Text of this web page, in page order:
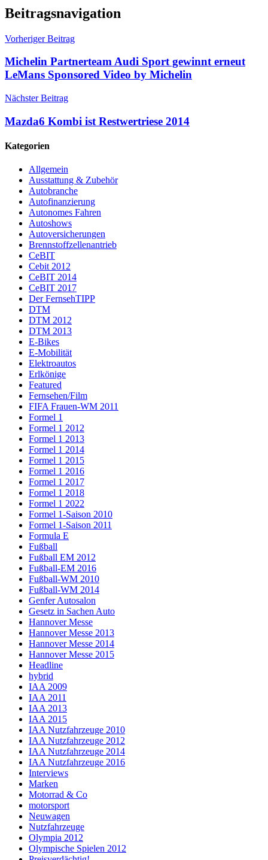
Beitragsnavigation
Vorheriger Beitrag
Michelin Partnerteam Audi Sport gewinnt erneut
LeMans Sponsored Video by Michelin
Nächster Beitrag
Mazda6 Kombi ist Restwertriese 2014
Kategorien
Allgemein
Ausstattung & Zubehör
Autobranche
Autofinanzierung
Autonomes Fahren
Autoshows
Autoversicherungen
Brennstoffzellenantrieb
CeBIT
Cebit 2012
CeBIT 2014
CeBIT 2017
Der FernsehTIPP
DTM
DTM 2012
DTM 2013
E-Bikes
E-Mobilität
Elektroautos
Erlkönige
Featured
Fernsehen/Film
FIFA Frauen-WM 2011
Formel 1
Formel 1 2012
Formel 1 2013
Formel 1 2014
Formel 1 2015
Formel 1 2016
Formel 1 2017
Formel 1 2018
Formel 1 2022
Formel 1-Saison 2010
Formel 1-Saison 2011
Formula E
Fußball
Fußball EM 2012
Fußball-EM 2016
Fußball-WM 2010
Fußball-WM 2014
Genfer Autosalon
Gesetz in Sachen Auto
Hannover Messe
Hannover Messe 2013
Hannover Messe 2014
Hannover Messe 2015
Headline
hybrid
IAA 2009
IAA 2011
IAA 2013
IAA 2015
IAA Nutzfahrzeuge 2010
IAA Nutzfahrzeuge 2012
IAA Nutzfahrzeuge 2014
IAA Nutzfahrzeuge 2016
Interviews
Marken
Motorrad & Co
motorsport
Neuwagen
Nutzfahrzeuge
Olympia 2012
Olympische Spielen 2012